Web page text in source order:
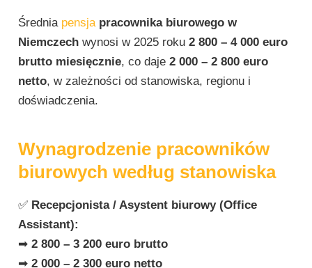
Średnia pensja pracownika biurowego w
Niemczech wynosi w 2025 roku2 800 – 4 000 euro
brutto miesięcznie, co daje2 000 – 2 800 euro
netto, w zależności od stanowiska, regionu i
doświadczenia.
Wynagrodzenie pracowników
biurowych według stanowiska
✅ Recepcjonista / Asystent biurowy (Office
Assistant):
➡2 800 – 3 200 euro brutto
➡2 000 – 2 300 euro netto